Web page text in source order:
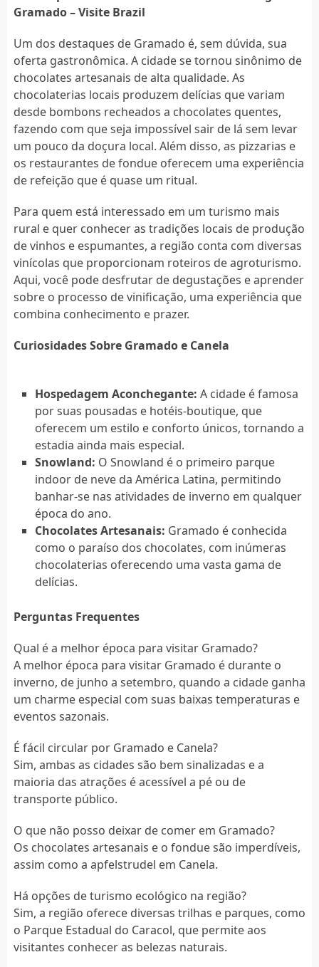
Gramado – Visite Brazil
Um dos destaques de Gramado é, sem dúvida, sua
oferta gastronômica. A cidade se tornou sinônimo de
chocolates artesanais de alta qualidade. As
chocolaterias locais produzem delícias que variam
desde bombons recheados a chocolates quentes,
fazendo com que seja impossível sair de lá sem levar
um pouco da doçura local. Além disso, as pizzarias e
os restaurantes de fondue oferecem uma experiência
de refeição que é quase um ritual.
Para quem está interessado em um turismo mais
rural e quer conhecer as tradições locais de produção
de vinhos e espumantes, a região conta com diversas
vinícolas que proporcionam roteiros de agroturismo.
Aqui, você pode desfrutar de degustações e aprender
sobre o processo de vinificação, uma experiência que
combina conhecimento e prazer.
Curiosidades Sobre Gramado e Canela
Hospedagem Aconchegante: A cidade é famosa
por suas pousadas e hotéis-boutique, que
oferecem um estilo e conforto únicos, tornando a
estadia ainda mais especial.
Snowland: O Snowland é o primeiro parque
indoor de neve da América Latina, permitindo
banhar-se nas atividades de inverno em qualquer
época do ano.
Chocolates Artesanais: Gramado é conhecida
como o paraíso dos chocolates, com inúmeras
chocolaterias oferecendo uma vasta gama de
delícias.
Perguntas Frequentes
Qual é a melhor época para visitar Gramado?
A melhor época para visitar Gramado é durante o
inverno, de junho a setembro, quando a cidade ganha
um charme especial com suas baixas temperaturas e
eventos sazonais.
É fácil circular por Gramado e Canela?
Sim, ambas as cidades são bem sinalizadas e a
maioria das atrações é acessível a pé ou de
transporte público.
O que não posso deixar de comer em Gramado?
Os chocolates artesanais e o fondue são imperdíveis,
assim como a apfelstrudel em Canela.
Há opções de turismo ecológico na região?
Sim, a região oferece diversas trilhas e parques, como
o Parque Estadual do Caracol, que permite aos
visitantes conhecer as belezas naturais.